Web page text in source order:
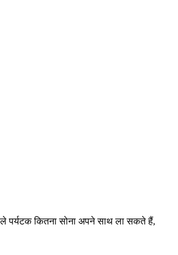
पर्यटक कितना सोना अपने साथ ला सकते हैं,